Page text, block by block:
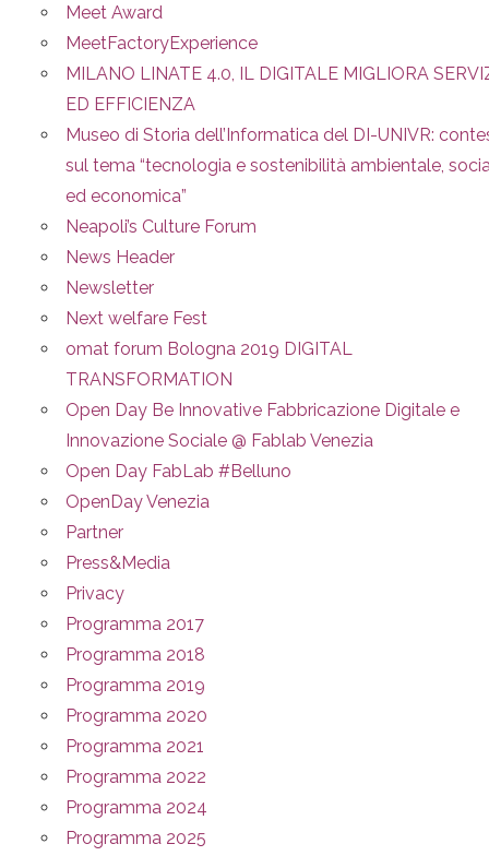
Meet Award
MeetFactoryExperience
MILANO LINATE 4.0, IL DIGITALE MIGLIORA
ED EFFICIENZA
Museo di Storia dell’Informatica del DI-UNIVR:
sul tema “tecnologia e sostenibilità ambientale,
ed economica”
Neapoli’s Culture Forum
News Header
Newsletter
Next welfare Fest
omat forum Bologna 2019 DIGITAL
TRANSFORMATION
Open Day Be Innovative Fabbricazione Digitale e
Innovazione Sociale @ Fablab Venezia
Open Day FabLab #Belluno
OpenDay Venezia
Partner
Press&Media
Privacy
Programma 2017
Programma 2018
Programma 2019
Programma 2020
Programma 2021
Programma 2022
Programma 2024
Programma 2025